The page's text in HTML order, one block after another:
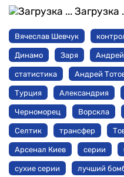
Загрузка
Вячеслав Шевчук
Динамо Заря
статистика Андрей
Турция Александрия
Черноморец Ворскла
Селтик трансфер
Арсенал Киев серии
сухие серии лучший